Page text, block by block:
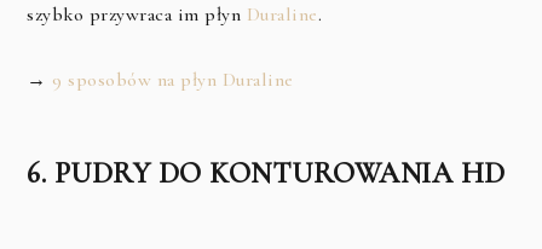
szybko przywraca im płyn Duraline.
→ 9 sposobów na płyn Duraline
6. PUDRY DO KONTUROWANIA HD